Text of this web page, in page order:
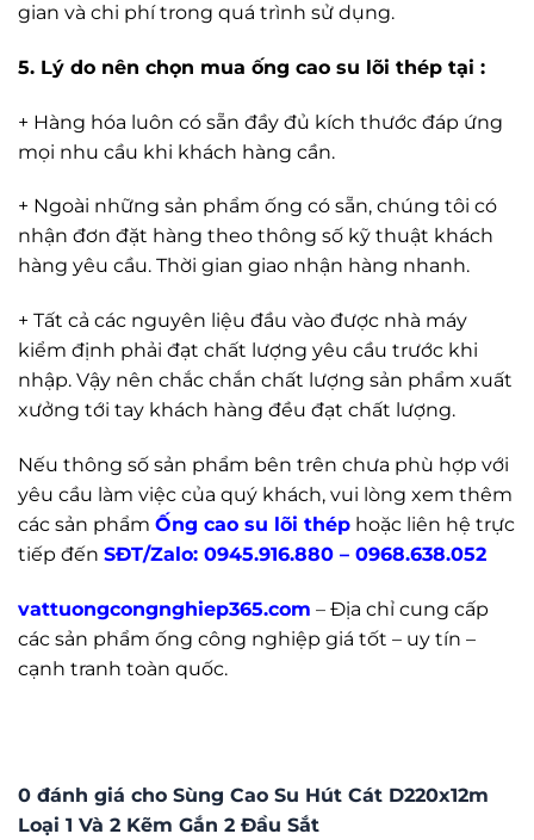
gian và chi phí trong quá trình sử dụng.
5. Lý do nên chọn mua ống cao su lõi thép tại :
+ Hàng hóa luôn có sẵn đầy đủ kích thước đáp ứng
mọi nhu cầu khi khách hàng cần.
+ Ngoài những sản phẩm ống có sẵn, chúng tôi có
nhận đơn đặt hàng theo thông số kỹ thuật khách
hàng yêu cầu. Thời gian giao nhận hàng nhanh.
+ Tất cả các nguyên liệu đầu vào được nhà máy
kiểm định phải đạt chất lượng yêu cầu trước khi
nhập. Vậy nên chắc chắn chất lượng sản phẩm xuất
xưởng tới tay khách hàng đều đạt chất lượng.
Nếu thông số sản phẩm bên trên chưa phù hợp với
yêu cầu làm việc của quý khách, vui lòng xem thêm
các sản phẩm Ống cao su lõi thép hoặc liên hệ trực
tiếp đến SĐT/Zalo: 0945.916.880 – 0968.638.052
vattuongcongnghiep365.com – Địa chỉ cung cấp
các sản phẩm ống công nghiệp giá tốt – uy tín –
cạnh tranh toàn quốc.
0 đánh giá cho Sùng Cao Su Hút Cát D220x12m
Loại 1 Và 2 Kẽm Gắn 2 Đầu Sắt